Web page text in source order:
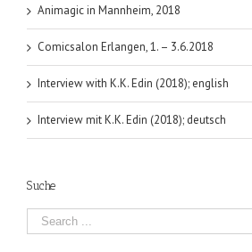
Animagic in Mannheim, 2018
Comicsalon Erlangen, 1. – 3.6.2018
Interview with K.K. Edin (2018); english
Interview mit K.K. Edin (2018); deutsch
Suche